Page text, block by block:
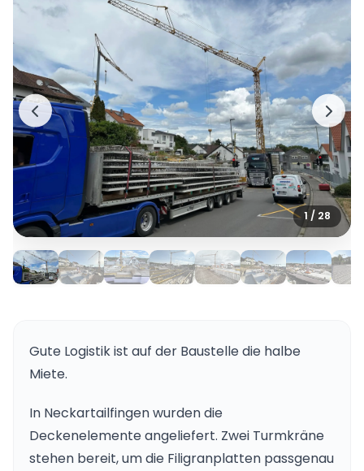
1 / 28
Gute Logistik ist auf der Baustelle die halbe
Miete.
In Neckartailfingen wurden die
Deckenelemente angeliefert. Zwei Turmkräne
stehen bereit, um die Filigranplatten passgenau